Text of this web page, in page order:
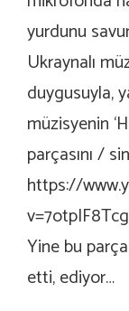
yurdunu
Ukraynalı
duygusuyla,
müzisyenin
parçasını /
https://
Yine bu
etti, ediyor…